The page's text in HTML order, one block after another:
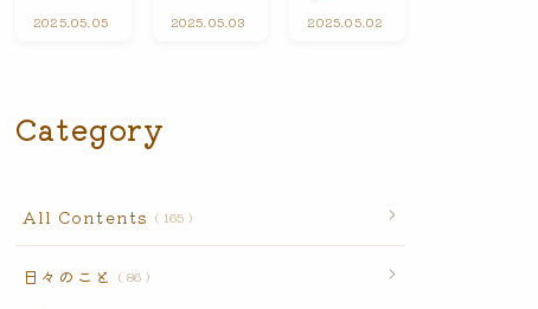
2025.05.05
t
e
2025.05.03 2025.05.02
Category
All Contents 165
日々のこと 86